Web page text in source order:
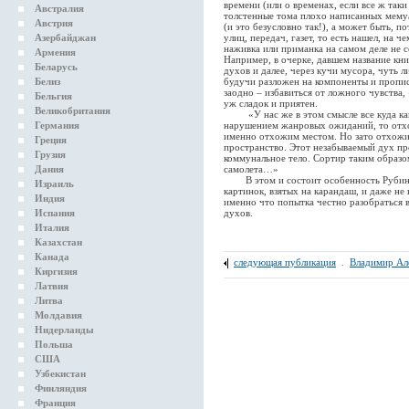
Австралия
Австрия
Азербайджан
Армения
Беларусь
Белиз
Бельгия
Великобритания
Германия
Греция
Грузия
Дания
Израиль
Индия
Испания
Италия
Казахстан
Канада
Киргизия
Латвия
Литва
Молдавия
Нидерланды
Польша
США
Узбекистан
Финляндия
Франция
времени (или о временах, если все ж
толстенные тома плохо написанных
(и это безусловно так!), а может быть,
улиц, передач, газет, то есть нашел, на
наживка или приманка на самом деле не
Например, в очерке, давшем название
духов и далее, через кучи мусора, чуть
будучи разложен на компоненты и
заодно – избавиться от ложного
уж сладок и приятен.
«У нас же в этом смысле все куда как
нарушением жанровых ожиданий, то
именно отхожим местом. Но зато
пространство. Этот незабываемый дух
коммунальное тело. Сортир таким
самолета…»
В этом и состоит особенность
картинок, взятых на карандаш, и даже не
именно что попытка честно разобраться
духов.
следующая публикация Владимир